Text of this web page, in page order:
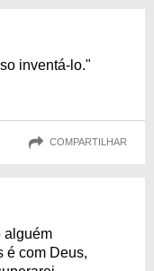
inventá-lo."
COMPARTILHAR
alguém
é com Deus,